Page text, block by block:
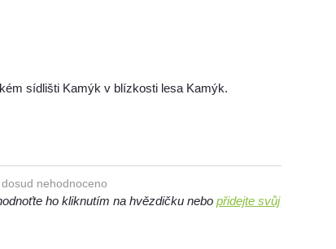
sídlišti Kamýk v blízkosti lesa Kamýk.
dosud nehodnoceno
ho kliknutím na hvězdičku nebopřidejte svůj